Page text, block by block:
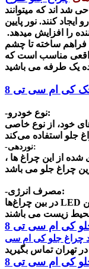
شد اند که میتوانند
ایجاد کنند. نور پایین
را افزایش میدهد.
فراهم ساخته تا چشم
مناسب است که
-نوع خودرو:
خود، از نوع خاصی
-نوردهی:
شده از این چراغ ها ،
-مصرف انرژی:
در بین چراغ‌ها LED چون مصرف انرژی کمتری دارند، مناسب ترین
چراغ جلو کی ام سی
کی ام سی تی 8